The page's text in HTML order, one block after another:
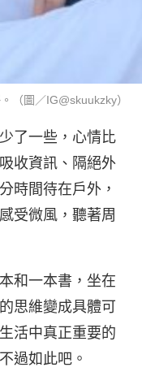
（圖／IG@skuukzky）
了一些，心情比
收資訊、隔絕外
時間待在戶外，
受微風，聽著周
和一本書，坐在
思維變成具體可
活中真正重要的
過如此吧。